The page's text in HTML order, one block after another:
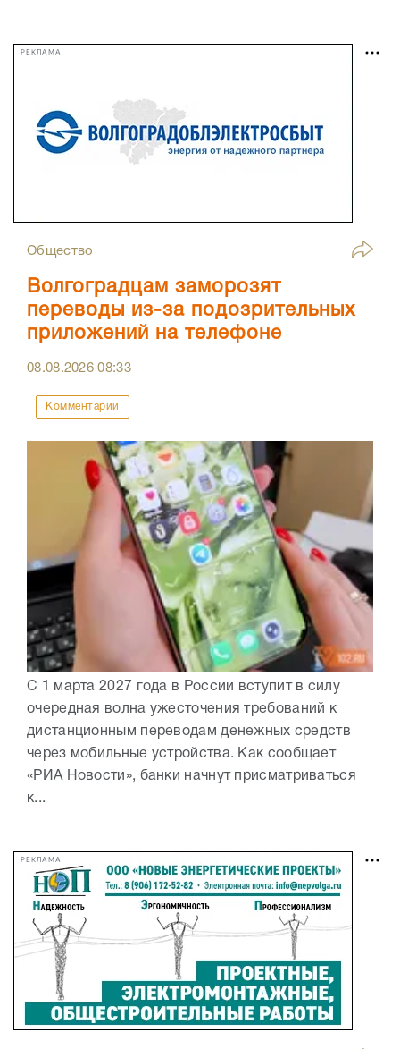
РЕКЛАМА
Общество
Волгоградцам заморозят
переводы из-за подозрительных
приложений на телефоне
08.08.202608:33
Комментарии
С 1 марта 2027 года в России вступит в силу
очередная волна ужесточения требований к
дистанционным переводам денежных средств
через мобильные устройства. Как сообщает
«РИА Новости», банки начнут присматриваться
к...
РЕКЛАМА